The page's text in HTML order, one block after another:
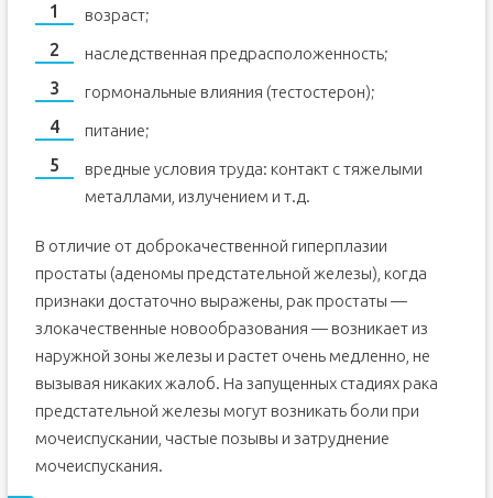
возраст;
наследственная предрасположенность;
гормональные влияния (тестостерон);
питание;
вредные условия труда: контакт с тяжелыми
металлами, излучением и т.д.
В отличие от доброкачественной гиперплазии
простаты (аденомы предстательной железы), когда
признаки достаточно выражены, рак простаты —
злокачественные новообразования — возникает из
наружной зоны железы и растет очень медленно, не
вызывая никаких жалоб. На запущенных стадиях рака
предстательной железы могут возникать боли при
мочеиспускании, частые позывы и затруднение
мочеиспускания.